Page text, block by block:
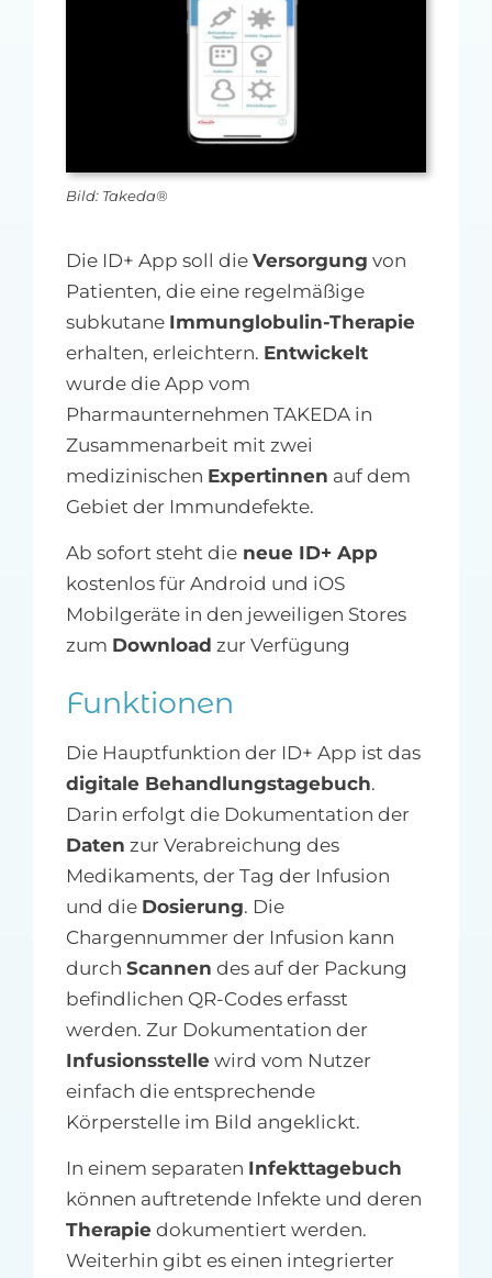
MFA-heute Newsletter-Anmeldung
Ihre Werbung auf MFA-heute.de
SucheBild: Takeda®
Die ID+ App soll die Versorgung von
Patienten, die eine regelmäßige
subkutane Immunglobulin-Therapie
erhalten, erleichtern. Entwickelt
wurde die App vom
Pharmaunternehmen TAKEDA in
Zusammenarbeit mit zwei
medizinischen Expertinnen auf dem
Gebiet der Immundefekte.
Ab sofort steht dieneue ID+ App
kostenlos für Android und iOS
Mobilgeräte in den jeweiligen Stores
zum Download zur Verfügung
Funktionen
Die Hauptfunktion der ID+ App ist das
digitale Behandlungstagebuch.
Darin erfolgt die Dokumentation der
Daten zur Verabreichung des
Medikaments, der Tag der Infusion
und die Dosierung. Die
Chargennummer der Infusion kann
durch Scannen des auf der Packung
befindlichen QR-Codes erfasst
werden. Zur Dokumentation der
Infusionsstellewird vom Nutzer
einfach die entsprechende
Körperstelle im Bild angeklickt.
In einem separaten Infekttagebuch
können auftretende Infekte und deren
Therapiedokumentiert werden.
Weiterhin gibt es einen integrierter